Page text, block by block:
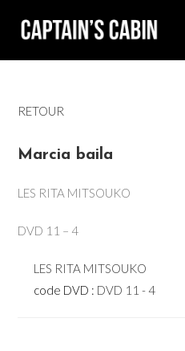
RETOUR
Marcia baila
LES RITA MITSOUKO
DVD 11 – 4
LES RITA MITSOUKO
code DVD : DVD 11 - 4